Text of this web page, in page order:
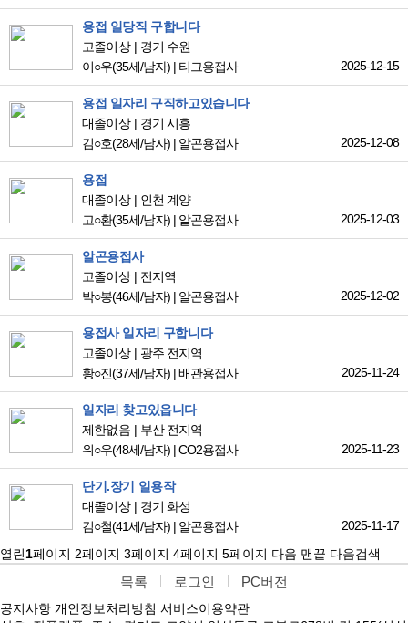
용접 일당직 구합니다
고졸이상
경기 수원
이○우(35세/남자) | 티그용접사 2025-12-15
용접 일자리 구직하고있습니다
대졸이상
경기 시흥
김○호(28세/남자) | 알곤용접사 2025-12-08
용접
대졸이상
인천 계양
고○환(35세/남자) | 알곤용접사 2025-12-03
알곤용접사
고졸이상
전지역
박○봉(46세/남자) | 알곤용접사 2025-12-02
용접사 일자리 구합니다
고졸이상
광주 전지역
황○진(37세/남자) |배관용접사 2025-11-24
일자리 찾고있읍니다
제한없음
부산 전지역
위○우(48세/남자) |CO2용접사 2025-11-23
단기.장기 일용작
대졸이상
경기 화성
김○철(41세/남자) | 알곤용접사
2025-11-17
열린1페이지 2페이지 3페이지 4페이지 5페이지 다음 맨끝 다음검색
목록 로그인 PC버전
공지사항 개인정보처리방침 서비스이용약관